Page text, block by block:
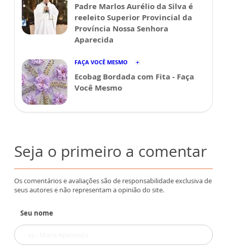
Padre Marlos Aurélio da Silva é
reeleito Superior Provincial da
Província Nossa Senhora
Aparecida
FAÇA VOCÊ MESMO
Ecobag Bordada com Fita - Faça
Você Mesmo
Seja o primeiro a comentar
Os comentários e avaliações são de responsabilidade exclusiva de
seus autores e não representam a opinião do site.
Seu nome